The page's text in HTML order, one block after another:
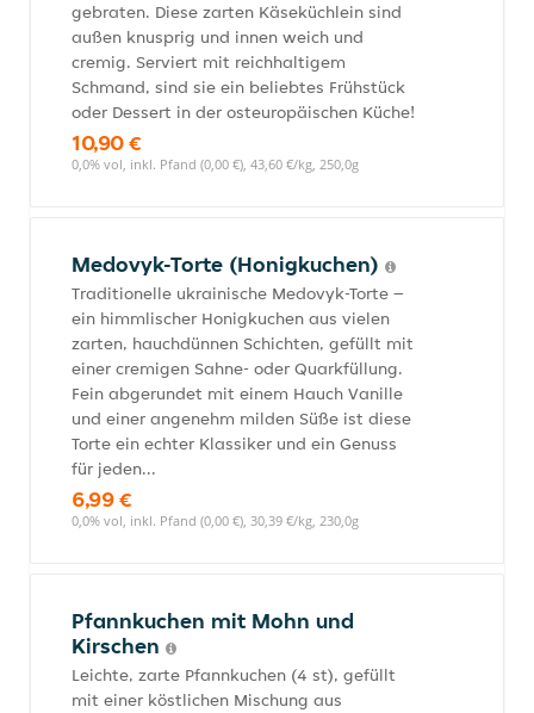
gebraten. Diese zarten Käseküchlein sind
außen knusprig und innen weich und
cremig. Serviert mit reichhaltigem
Schmand, sind sie ein beliebtes Frühstück
oder Dessert in der osteuropäischen Küche!
10,90 €
0,0% vol, inkl. Pfand (0,00 €), 43,60 €/kg, 250,0g
Medovyk-Torte (Honigkuchen)
Traditionelle ukrainische Medovyk-Torte –
ein himmlischer Honigkuchen aus vielen
zarten, hauchdünnen Schichten, gefüllt mit
einer cremigen Sahne- oder Quarkfüllung.
Fein abgerundet mit einem Hauch Vanille
und einer angenehm milden Süße ist diese
Torte ein echter Klassiker und ein Genuss
für jeden...
6,99 €
0,0% vol, inkl. Pfand (0,00 €), 30,39 €/kg, 230,0g
Pfannkuchen mit Mohn und
Kirschen
Leichte, zarte Pfannkuchen (4 st), gefüllt
mit einer köstlichen Mischung aus